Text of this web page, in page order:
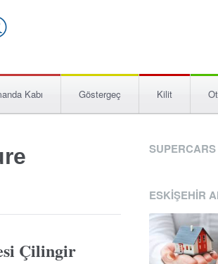
Kabı Göstergeç Kilit
Çilingir
SUPERCARS
ESKIŞEHIR